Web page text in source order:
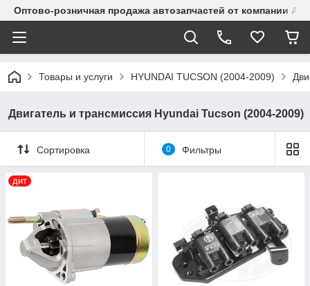
Оптово-розничная продажа автозапчастей от компании
Товары и услуги HYUNDAI TUCSON (2004-2009)
Двигатель и трансмиссия Hyundai Tucson (2004-2009)
Сортировка 0 Фильтры
дит